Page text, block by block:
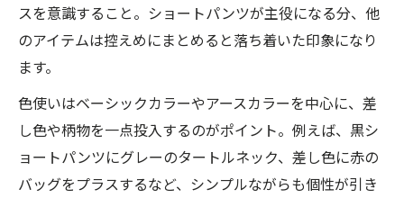
スを意識すること。ショートパンツが主役になる分、他
のアイテムは控えめにまとめると落ち着いた印象になり
ます。
色使いはベーシックカラーやアースカラーを中心に、差
し色や柄物を一点投入するのがポイント。例えば、黒シ
ョートパンツにグレーのタートルネック、差し色に赤の
バッグをプラスするなど、シンプルながらも個性が引き